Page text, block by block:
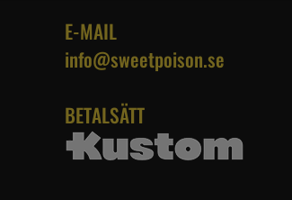
E-MAIL
info@sweetpoison.se
BETALSÄTT